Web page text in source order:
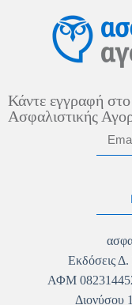
Κάντε εγγραφή
Ασφαλιστικής
Εκδόσεις
ΑΦΜ
Διονύσου